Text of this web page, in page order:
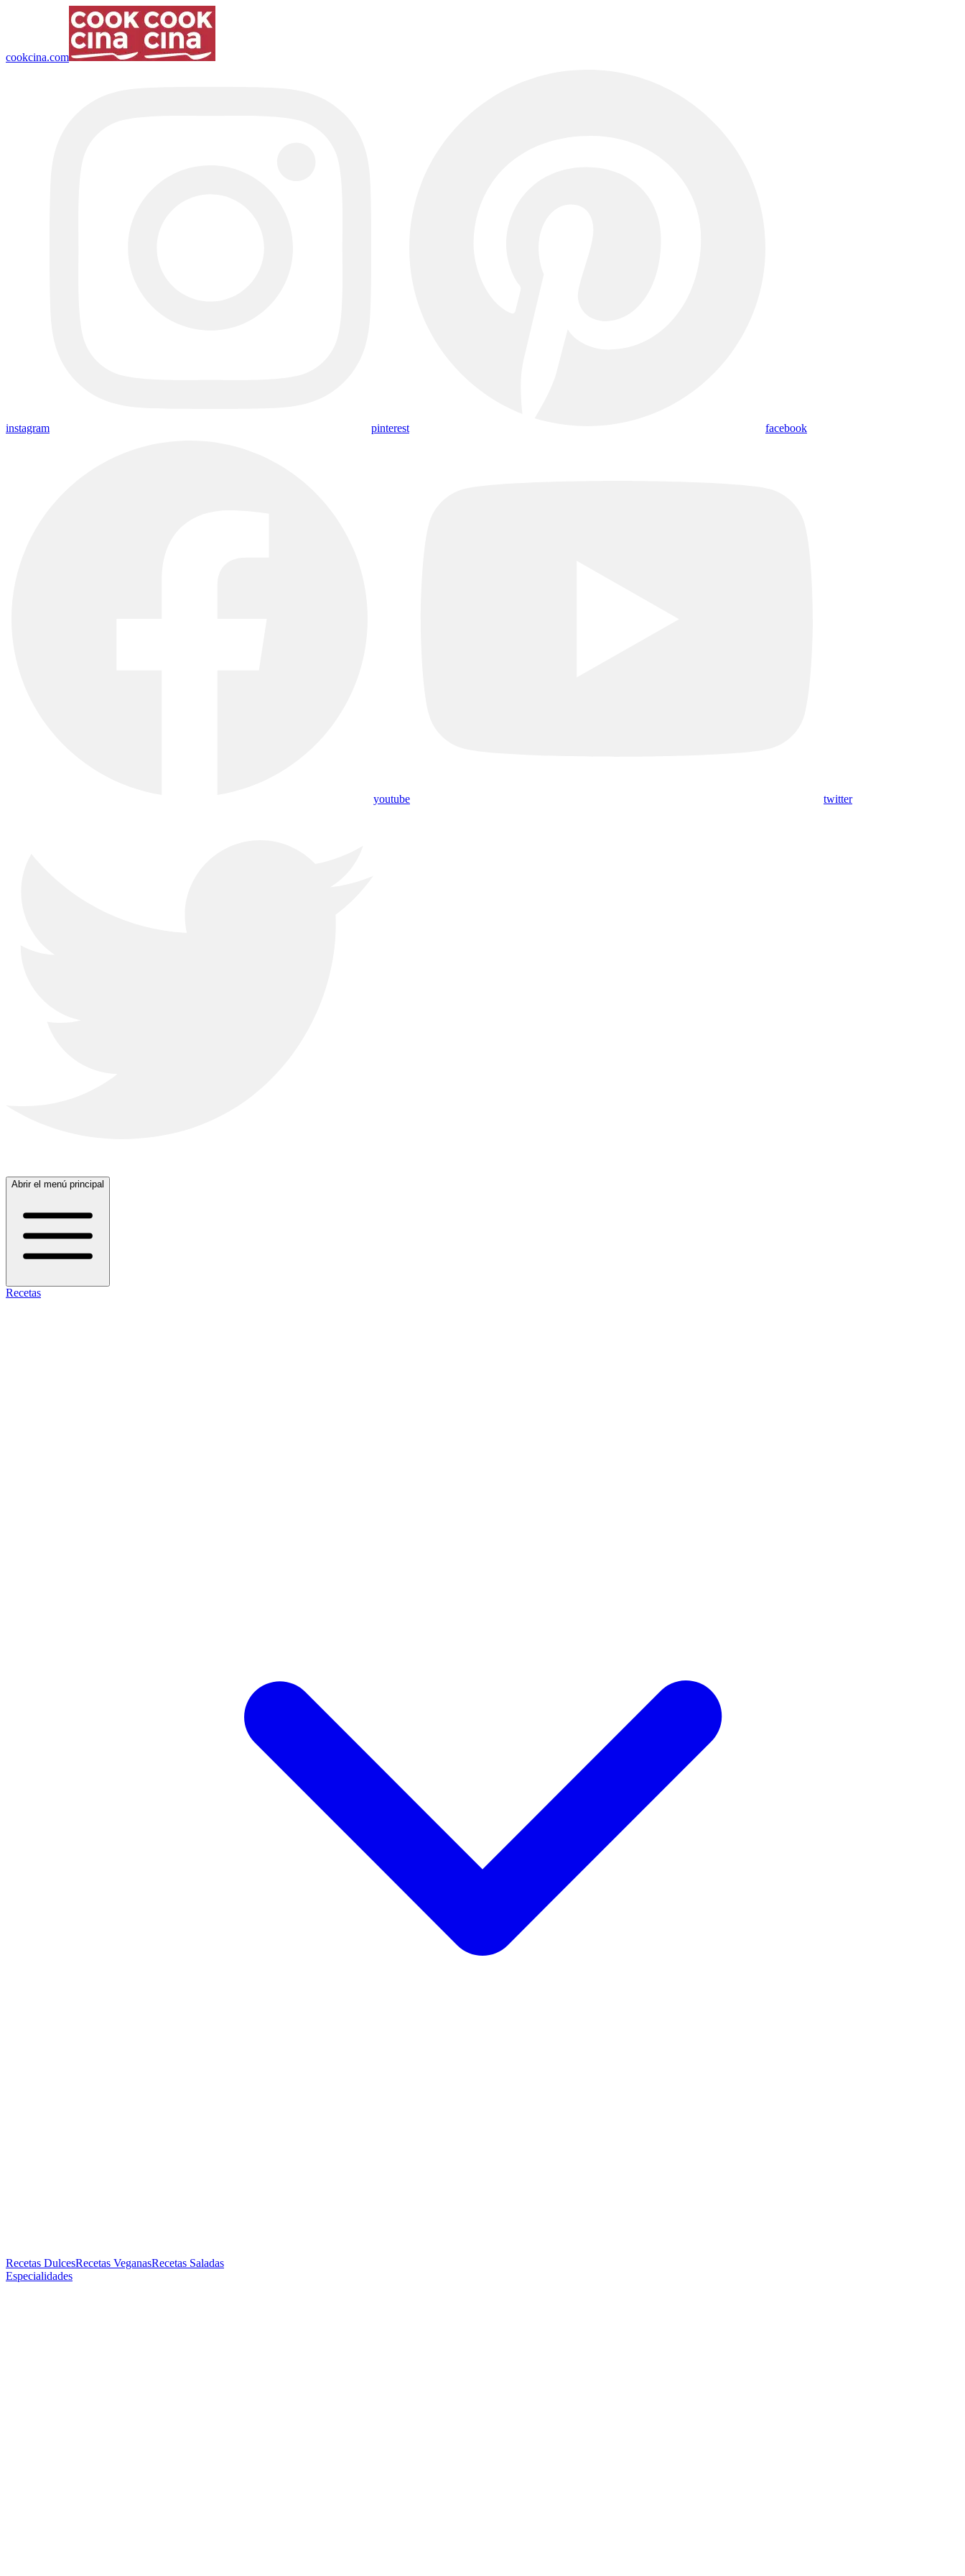
cookcina.com
instagram pinterest facebook
youtube twitter
Abrir el menú principal
Recetas
Recetas DulcesRecetas VeganasRecetas Saladas
Especialidades